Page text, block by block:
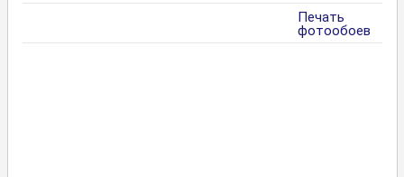
Печать
фотообоев